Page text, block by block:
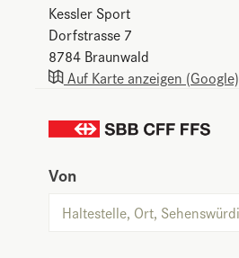
Kessler Sport
Dorfstrasse 7
8784 Braunwald
Auf Karte anzeigen (Google)
Von